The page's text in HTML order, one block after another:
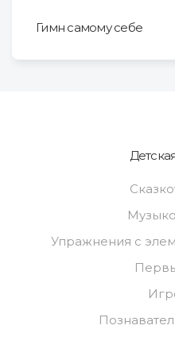
Гимн самому себе
Упражнения с